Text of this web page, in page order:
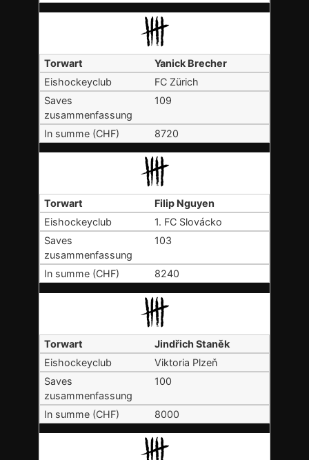
Yanick Brecher
FC Zürich
109
8720
Filip Nguyen
1. FC Slovácko
103
8240
Jindřich Staněk
Viktoria Plzeň
100
8000